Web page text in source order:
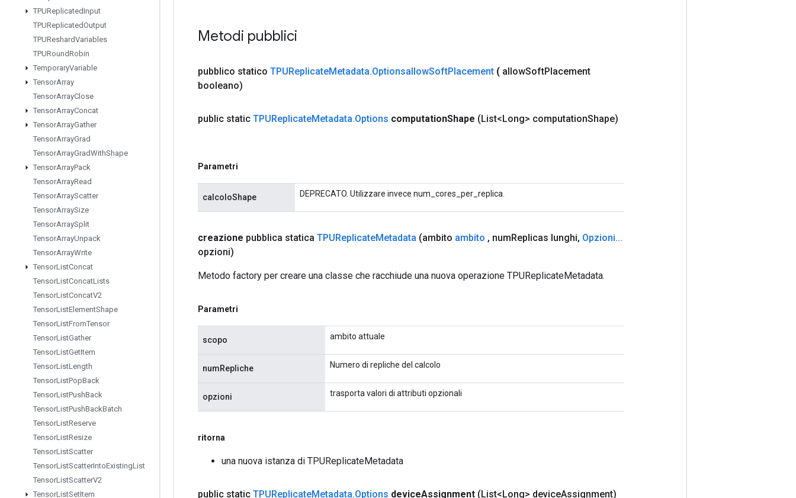
TPUReplicatedInput
TPUReplicatedOutput
TPUReshardVariables
TPURoundRobin
TemporaryVariable
TensorArray
TensorArrayClose
TensorArrayConcat
TensorArrayGather
TensorArrayGrad
TensorArrayGradWithShape
TensorArrayPack
TensorArrayRead
TensorArrayScatter
TensorArraySize
TensorArraySplit
TensorArrayUnpack
TensorArrayWrite
TensorListConcat
TensorListConcatLists
TensorListConcatV2
TensorListElementShape
TensorListFromTensor
TensorListGather
TensorListGetItem
TensorListLength
TensorListPopBack
TensorListPushBack
TensorListPushBackBatch
TensorListReserve
TensorListResize
TensorListScatter
TensorListScatterIntoExistingList
TensorListScatterV2
TensorListSetItem
Metodi pubblici
pubblico statico TPUReplicateMetadata.OptionsallowSoftPlacement ( allowSoftPlacement
booleano)
public static TPUReplicateMetadata.Options computationShape (List<Long> computationShape)
Parametri
calcoloShape DEPRECATO. Utilizzare invece num_cores_per_replica.
creazione pubblica statica TPUReplicateMetadata (ambito ambito , numReplicas lunghi, Opzioni...
opzioni)
Metodo factory per creare una classe che racchiude una nuova operazione TPUReplicateMetadata.
Parametri
scopo ambito attuale
numRepliche Numero di repliche del calcolo
opzioni trasporta valori di attributi opzionali
ritorna
una nuova istanza di TPUReplicateMetadata
public static TPUReplicateMetadata.Options deviceAssignment (List<Long> deviceAssignment)